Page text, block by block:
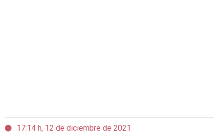
17:14 h, 12 de diciembre de 2021